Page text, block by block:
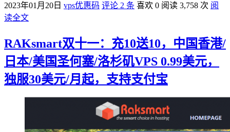
2023年01月20日 vps优惠码 评论 2 条 喜欢 0 阅读 3,758 次 阅
读全文
RAKsmart双十一：充10送10，中国香港/
日本/美国圣何塞/洛杉矶VPS 0.99美元，
独服30美元/月起，支持支付宝